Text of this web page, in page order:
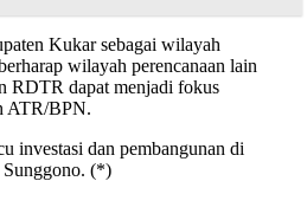
Kukar sebagai wilayah
wilayah perencanaan lain
RDTR dapat menjadi fokus
ATR/BPN.
investasi dan pembangunan di
Sunggono. (*)